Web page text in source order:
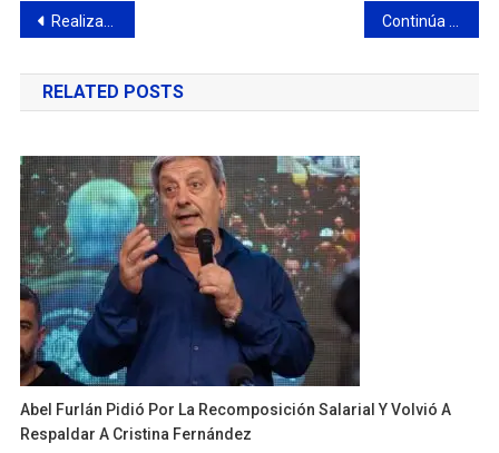
Navegación
de
entradas
Realizarán el lunes una campaña de concientización para detectar pacientes con Diabetes
RELATED POSTS
Abel Furlán Pidió Por La Recomposición Salarial Y Volvió A
Respaldar A Cristina Fernández